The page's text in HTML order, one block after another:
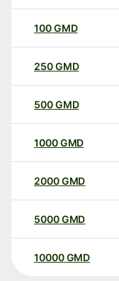
100GMD
250GMD
500GMD
1000GMD
2000GMD
5000GMD
10000 GMD